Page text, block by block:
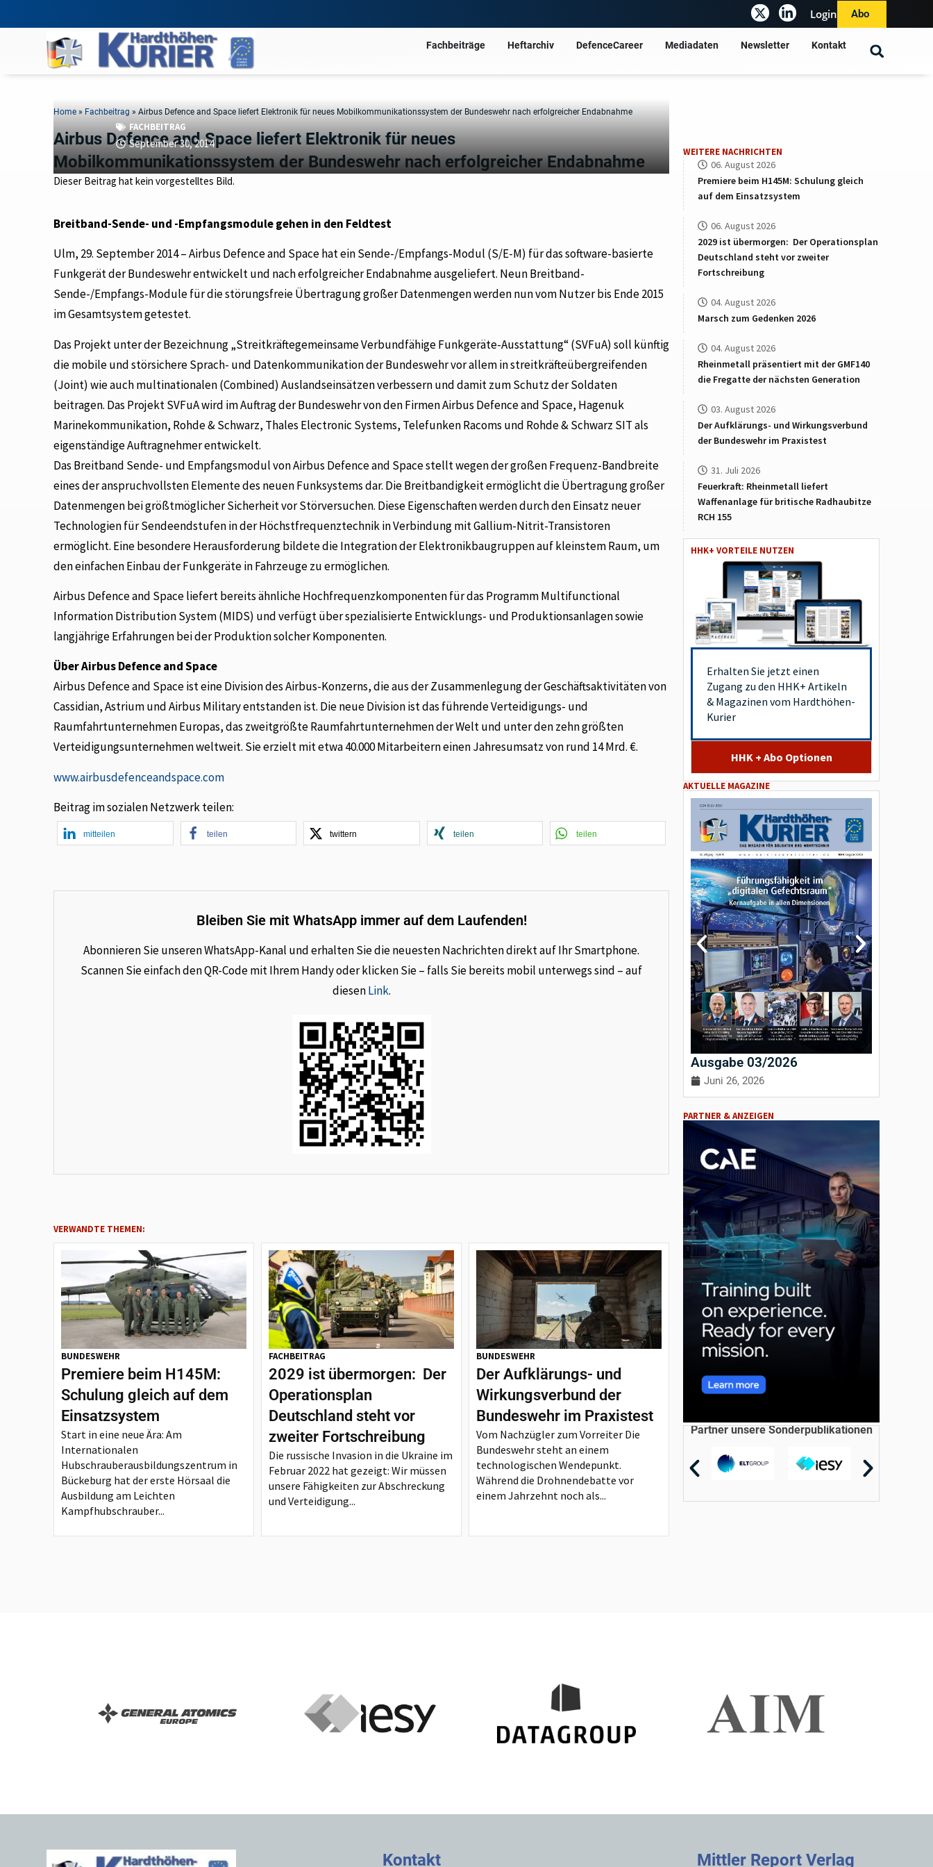
Login Abo
Fachbeiträge Heftarchiv DefenceCareer Mediadaten Newsletter Kontakt
Home » Fachbeitrag »Airbus Defence and Space liefert Elektronik für neues Mobilkommunikationssystem der Bundeswehr nach erfolgreicher Endabnahme
Airbus Defence and Space liefert Elektronik für neues
Mobilkommunikationssystem der Bundeswehr nach erfolgreicher Endabnahme
FACHBEITRAG
September 30, 2014
Dieser Beitrag hat kein vorgestelltes Bild.
Breitband-Sende- und -Empfangsmodule gehen in den Feldtest
Ulm, 29. September 2014 – Airbus Defence and Space hat ein Sende-/Empfangs-Modul (S/E-M) für das software-basierte
Funkgerät der Bundeswehr entwickelt und nach erfolgreicher Endabnahme ausgeliefert. Neun Breitband-
Sende-/Empfangs-Module für die störungsfreie Übertragung großer Datenmengen werden nun vom Nutzer bis Ende 2015
im Gesamtsystem getestet.
Das Projekt unter der Bezeichnung „Streitkräftegemeinsame Verbundfähige Funkgeräte-Ausstattung“ (SVFuA) soll künftig
die mobile und störsichere Sprach- und Datenkommunikation der Bundeswehr vor allem in streitkräfteübergreifenden
(Joint) wie auch multinationalen (Combined) Auslandseinsätzen verbessern und damit zum Schutz der Soldaten
beitragen. Das Projekt SVFuA wird im Auftrag der Bundeswehr von den Firmen Airbus Defence and Space, Hagenuk
Marinekommunikation, Rohde & Schwarz, Thales Electronic Systems, Telefunken Racoms und Rohde & Schwarz SIT als
eigenständige Auftragnehmer entwickelt.
Das Breitband Sende- und Empfangsmodul von Airbus Defence and Space stellt wegen der großen Frequenz-Bandbreite
eines der anspruchvollsten Elemente des neuen Funksystems dar. Die Breitbandigkeit ermöglicht die Übertragung großer
Datenmengen bei größtmöglicher Sicherheit vor Störversuchen. Diese Eigenschaften werden durch den Einsatz neuer
Technologien für Sendeendstufen in der Höchstfrequenztechnik in Verbindung mit Gallium-Nitrit-Transistoren
ermöglicht. Eine besondere Herausforderung bildete die Integration der Elektronikbaugruppen auf kleinstem Raum, um
den einfachen Einbau der Funkgeräte in Fahrzeuge zu ermöglichen.
Airbus Defence and Space liefert bereits ähnliche Hochfrequenzkomponenten für das Programm Multifunctional
Information Distribution System (MIDS) und verfügt über spezialisierte Entwicklungs- und Produktionsanlagen sowie
langjährige Erfahrungen bei der Produktion solcher Komponenten.
Über Airbus Defence and Space
Airbus Defence and Space ist eine Division des Airbus-Konzerns, die aus der Zusammenlegung der Geschäftsaktivitäten von
Cassidian, Astrium und Airbus Military entstanden ist. Die neue Division ist das führende Verteidigungs- und
Raumfahrtunternehmen Europas, das zweitgrößte Raumfahrtunternehmen der Welt und unter den zehn größten
Verteidigungsunternehmen weltweit. Sie erzielt mit etwa 40.000 Mitarbeitern einen Jahresumsatz von rund 14 Mrd. €.
www.airbusdefenceandspace.com
Beitrag im sozialen Netzwerk teilen:
mitteilen teilen twittern teilen teilen
Bleiben Sie mit WhatsApp immer auf dem Laufenden!
Abonnieren Sie unseren WhatsApp-Kanal und erhalten Sie die neuesten Nachrichten direkt auf Ihr Smartphone.
Scannen Sie einfach den QR-Code mit Ihrem Handy oder klicken Sie – falls Sie bereits mobil unterwegs sind – auf
diesenLink.
VERWANDTE THEMEN:
BUNDESWEHR
Premiere beim H145M:
Schulung gleich auf dem
Einsatzsystem
Start in eine neue Ära: Am
Internationalen
Hubschrauberausbildungszentrum in
Bückeburg hat der erste Hörsaal die
Ausbildung am Leichten
Kampfhubschrauber...
FACHBEITRAG
2029 ist übermorgen: Der
Operationsplan
Deutschland steht vor
zweiter Fortschreibung
Die russische Invasion in die Ukraine im
Februar 2022 hat gezeigt: Wir müssen
unsere Fähigkeiten zur Abschreckung
und Verteidigung...
BUNDESWEHR
Der Aufklärungs- und
Wirkungsverbund der
Bundeswehr im Praxistest
Vom Nachzügler zum Vorreiter Die
Bundeswehr steht an einem
technologischen Wendepunkt.
Während die Drohnendebatte vor
einem Jahrzehnt noch als...
WEITERE NACHRICHTEN
06. August 2026
Premiere beim H145M: Schulung gleich
auf dem Einsatzsystem
06. August 2026
2029 ist übermorgen: Der Operationsplan
Deutschland steht vor zweiter
Fortschreibung
04. August 2026
Marsch zum Gedenken 2026
04. August 2026
Rheinmetall präsentiert mit der GMF140
die Fregatte der nächsten Generation
03. August 2026
Der Aufklärungs- und Wirkungsverbund
der Bundeswehr im Praxistest
31. Juli 2026
Feuerkraft: Rheinmetall liefert
Waffenanlage für britische Radhaubitze
RCH 155
HHK+ VORTEILE NUTZEN
Erhalten Sie jetzt einen
Zugang zu den HHK+ Artikeln
& Magazinen vom Hardthöhen-
Kurier
HHK + Abo Optionen
AKTUELLE MAGAZINE
Ausgabe 03/2026
Juni 26, 2026
PARTNER & ANZEIGEN
Partner unsere Sonderpublikationen
Kontakt Mittler Report Verlag